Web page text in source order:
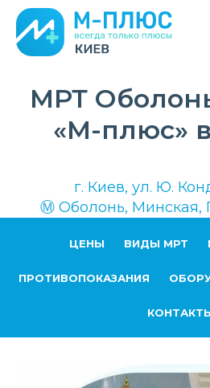
МРТ
«М-плюс»
г. Киев, ул. Ю.
Ⓜ Оболонь, Минская,
ЦЕНЫ ВИДЫ МРТ
ПРОТИВОПОКАЗАНИЯ